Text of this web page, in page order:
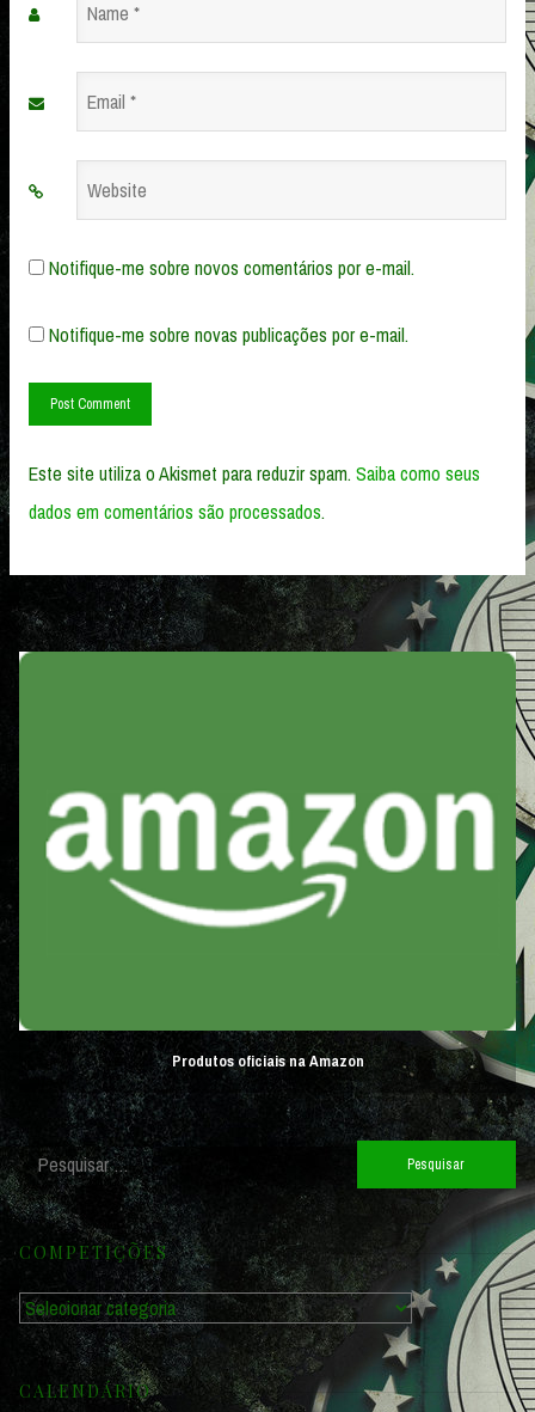
Name
Email
Website
Notifique-me sobre novos comentários por e-mail.
Notifique-me sobre novas publicações por e-mail.
Este site utiliza o Akismet para reduzir spam.Saiba como seus
dados em comentários são processados.
Produtos oficiais na Amazon
Pesquisar
por:
COMPETIÇÕES
Competições
CALENDÁRIO